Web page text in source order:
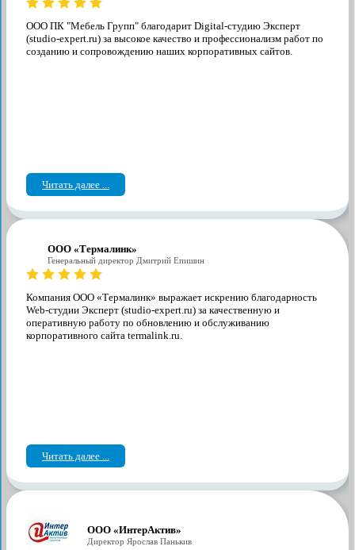
ООО ПК "Мебель Групп" благодарит Digital-студию Эксперт
(studio-expert.ru) за высокое качество и профессионализм работ по
созданию и сопровождению наших корпоративных сайтов.
Читать далее ...
ООО «Термалинк»
Генеральный директор Дмитрий Епишин
Компания ООО «Термалинк» выражает искрению благодарность
Web-студии Эксперт (studio-expert.ru) за качественную и
оперативную работу по обновлению и обслуживанию
корпоративного сайта termalink.ru.
Читать далее ...
ООО «ИнтерАктив»
Директор Ярослав Панькив